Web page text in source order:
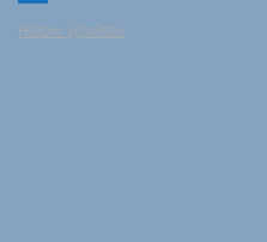
Follow @twitter